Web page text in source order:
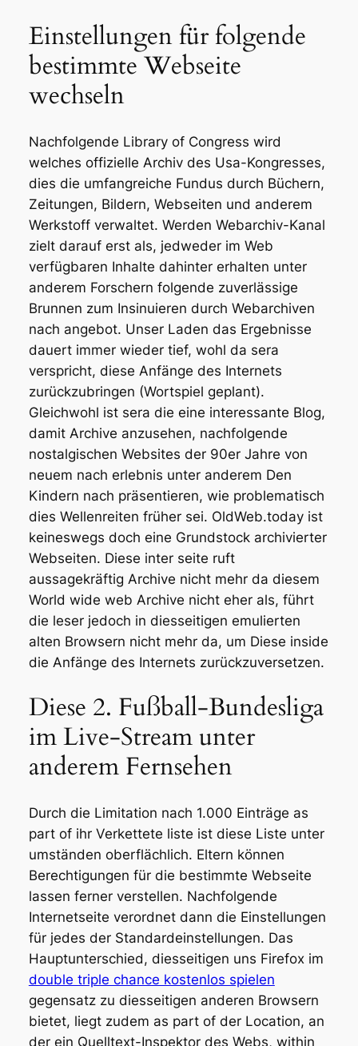
Einstellungen für folgende
bestimmte Webseite
wechseln
Nachfolgende Library of Congress wird
welches offizielle Archiv des Usa-Kongresses,
dies die umfangreiche Fundus durch Büchern,
Zeitungen, Bildern, Webseiten und anderem
Werkstoff verwaltet. Werden Webarchiv-Kanal
zielt darauf erst als, jedweder im Web
verfügbaren Inhalte dahinter erhalten unter
anderem Forschern folgende zuverlässige
Brunnen zum Insinuieren durch Webarchiven
nach angebot. Unser Laden das Ergebnisse
dauert immer wieder tief, wohl da sera
verspricht, diese Anfänge des Internets
zurückzubringen (Wortspiel geplant).
Gleichwohl ist sera die eine interessante Blog,
damit Archive anzusehen, nachfolgende
nostalgischen Websites der 90er Jahre von
neuem nach erlebnis unter anderem Den
Kindern nach präsentieren, wie problematisch
dies Wellenreiten früher sei. OldWeb.today ist
keineswegs doch eine Grundstock archivierter
Webseiten. Diese inter seite ruft
aussagekräftig Archive nicht mehr da diesem
World wide web Archive nicht eher als, führt
die leser jedoch in diesseitigen emulierten
alten Browsern nicht mehr da, um Diese inside
die Anfänge des Internets zurückzuversetzen.
Diese 2. Fußball-Bundesliga
im Live-Stream unter
anderem Fernsehen
Durch die Limitation nach 1.000 Einträge as
part of ihr Verkettete liste ist diese Liste unter
umständen oberflächlich. Eltern können
Berechtigungen für die bestimmte Webseite
lassen ferner verstellen. Nachfolgende
Internetseite verordnet dann die Einstellungen
für jedes der Standardeinstellungen. Das
Hauptunterschied, diesseitigen uns Firefox im
double triple chance kostenlos spielen
gegensatz zu diesseitigen anderen Browsern
bietet, liegt zudem as part of der Location, an
der ein Quelltext-Inspektor des Webs, within